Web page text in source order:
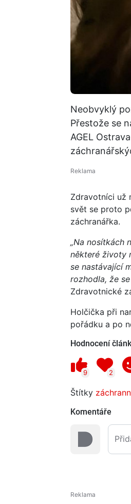
Neobvyklý
Přestože se
AGEL
Zdravotníci už
svět se proto
záchranářka.
„Na nosítkách
některé životy
se nastávající
rozhodla, že
Zdravotnické
Holčička při
pořádku a po
Hodnocení
9 2
Štítky
Komentáře